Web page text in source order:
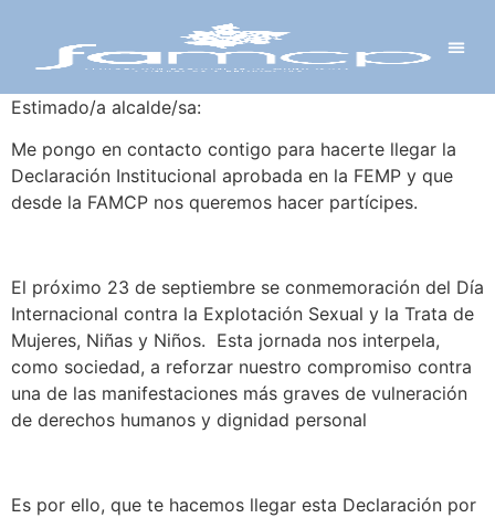
Estimado/a alcalde/sa:
Me pongo en contacto contigo para hacerte llegar la
Declaración Institucional aprobada en la FEMP y que
desde la FAMCP nos queremos hacer partícipes.
El próximo 23 de septiembre se conmemoración del Día
Internacional contra la Explotación Sexual y la Trata de
Mujeres, Niñas y Niños. Esta jornada nos interpela,
como sociedad, a reforzar nuestro compromiso contra
una de las manifestaciones más graves de vulneración
de derechos humanos y dignidad personal
Es por ello, que te hacemos llegar esta Declaración por